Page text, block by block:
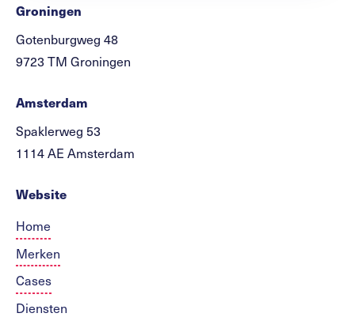
Groningen
Gotenburgweg 48
9723 TM Groningen
Amsterdam
Spaklerweg 53
1114 AE Amsterdam
Website
Home
Merken
Cases
Diensten